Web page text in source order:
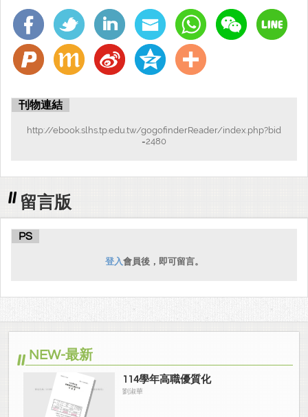
刊物連結
http://ebook.slhs.tp.edu.tw/gogofinderReader/index.php?bid
=2480
留言版
PS
登入會員後，即可留言。
NEW-最新
114學年高職優質化
劉淑華